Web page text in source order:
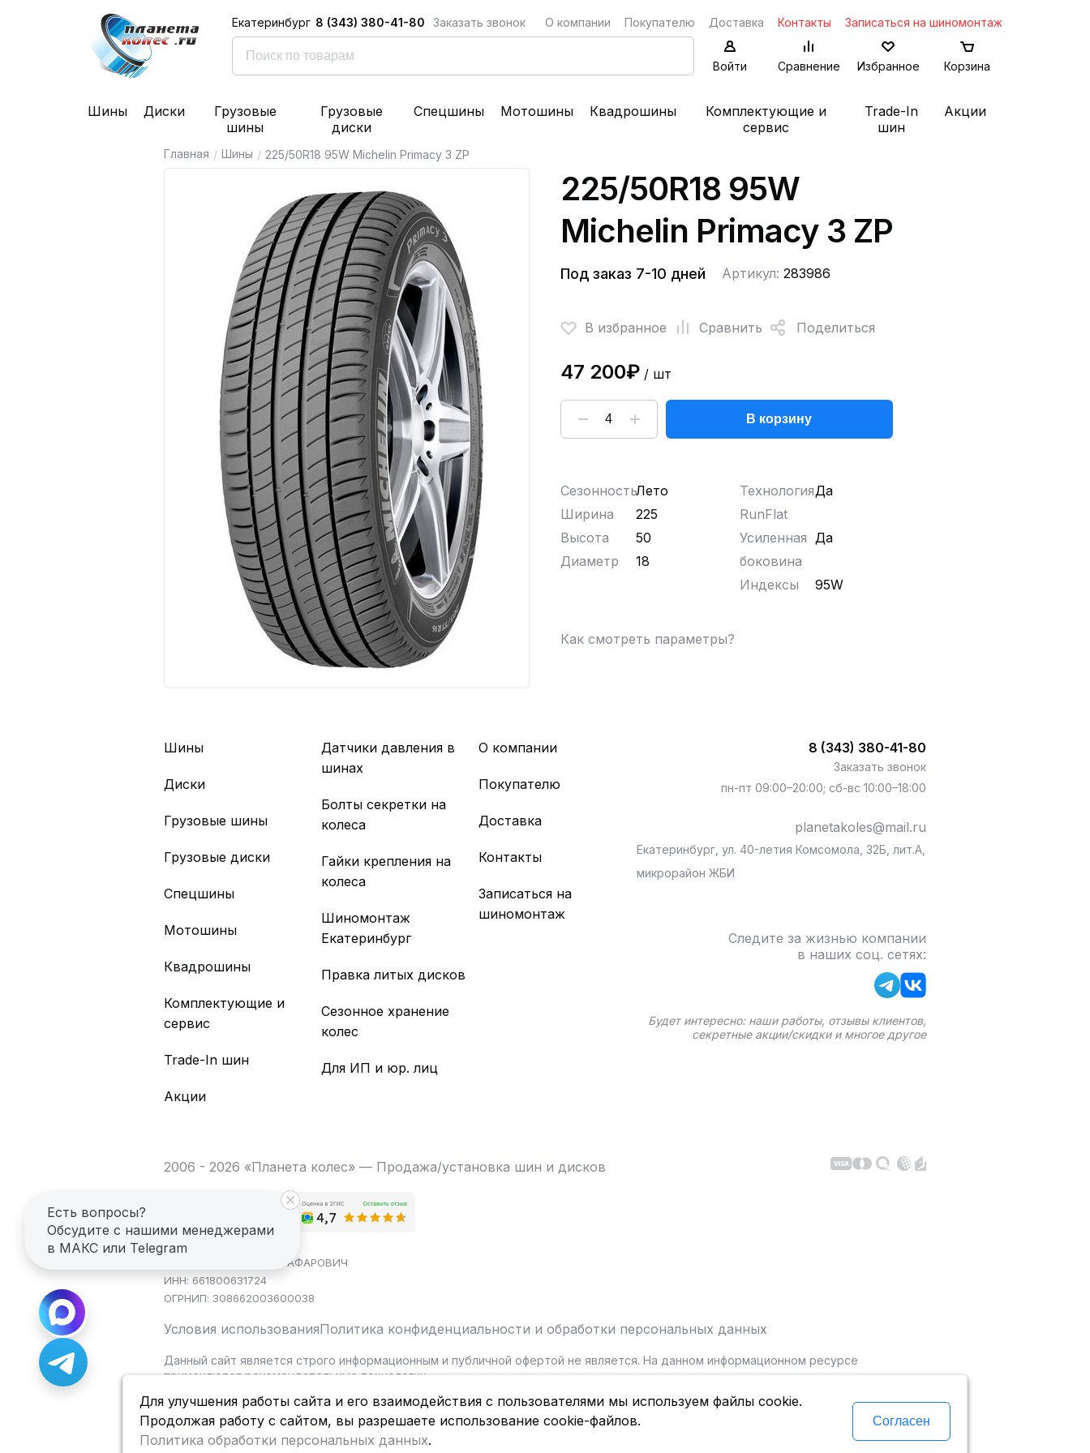
Екатеринбург 8 (343) 380-41-80 Заказать звонок О компании Покупателю Доставка Контакты Записаться на шиномонтаж
Войти Сравнение Избранное Корзина
Шины Диски
Грузовые
шины
Грузовые
диски
Спецшины Мотошины Квадрошины
Комплектующие и
сервис
Trade-In
шин
Акции
Главная / Шины / 225/50R18 95W Michelin Primacy 3 ZP
225/50R18 95W
Michelin Primacy 3 ZP
Под заказ 7-10 дней Артикул: 283986
В избранное Сравнить Поделиться
47 200₽/ шт
В корзину
СезонностьЛето
Ширина
225
Высота
50
Диаметр
18
Технология
RunFlat
Да
Усиленная
боковина
Да
Индексы 95W
Как смотреть параметры?
Шины
Диски
Грузовые шины
Грузовые диски
Спецшины
Мотошины
Квадрошины
Комплектующие и
сервис
Trade-In шин
Акции
Датчики давления в
шинах
Болты секретки на
колеса
Гайки крепления на
колеса
Шиномонтаж
Екатеринбург
Правка литых дисков
Сезонное хранение
колес
Для ИП и юр. лиц
О компании
Покупателю
Доставка
Контакты
Записаться на
шиномонтаж
8 (343) 380-41-80
Заказать звонок
пн-пт 09:00–20:00; сб-вс 10:00–18:00
planetakoles@mail.ru
Екатеринбург, ул. 40-летия Комсомола, 32Б, лит.А,
микрорайон ЖБИ
Следите за жизнью компании
в наших соц. сетях:
Будет интересно: наши работы, отзывы клиентов,
секретные акции/скидки и многое другое
2006 - 2026 «Планета колес» — Продажа/установка шин и дисков
ИП САГДЕЕВ ДИНАР ЯГАФАРОВИЧ
ИНН: 661800631724
ОГРНИП: 308662003600038
Условия использованияПолитика конфиденциальности и обработки персональных данных
Данный сайт является строго информационным и публичной офертой не является. На данном информационном ресурсе
применяются рекомендательные технологии.
Есть вопросы?
Обсудите с нашими менеджерами
в МАКС или Telegram
Для улучшения работы сайта и его взаимодействия с пользователями мы используем файлы cookie.
Продолжая работу с сайтом, вы разрешаете использование cookie-файлов.
Политика обработки персональных данных.
Согласен